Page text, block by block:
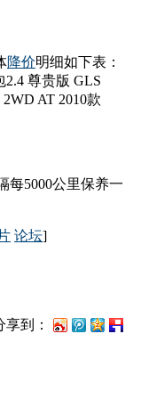
降价明细如下表：
2.4 尊贵版 GLS
AT 2010款
每5000公里保养一
论坛]
享到：